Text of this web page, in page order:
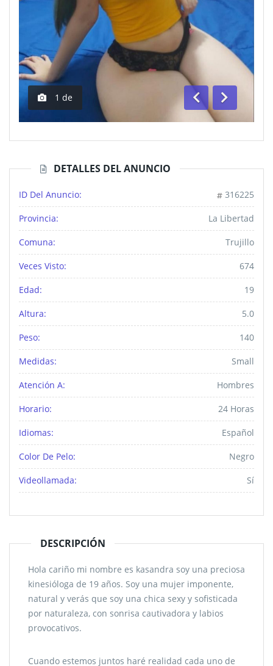
1 de
AnteriorSiguiente
DETALLES DEL ANUNCIO
ID Del Anuncio: 316225
Provincia: La Libertad
Comuna: Trujillo
Veces Visto: 674
Edad: 19
Altura: 5.0
Peso: 140
Medidas: Small
Atención A: Hombres
Horario: 24 Horas
Idiomas: Español
Color De Pelo: Negro
Videollamada: Sí
DESCRIPCIÓN
Hola cariño mi nombre es kasandra soy una preciosa
kinesióloga de 19 años. Soy una mujer imponente,
natural y verás que soy una chica sexy y sofisticada
por naturaleza, con sonrisa cautivadora y labios
provocativos.
Cuando estemos juntos haré realidad cada uno de